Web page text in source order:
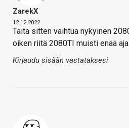
ZarekX
12.12.2022
Taita sitten vaihtua nykyinen
oiken riitä 2080TI muisti enää
Kirjaudu sisään vastataksesi